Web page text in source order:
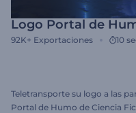
Logo Portal de
92K+ Exportaciones 10
Teletransporte su logo a las
Portal de Humo de Ciencia